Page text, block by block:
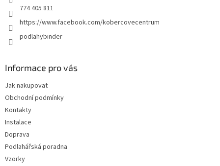
774 405 811
https://www.facebook.com/kobercovecentrum
podlahybinder
Informace pro vás
Jak nakupovat
Obchodní podmínky
Kontakty
Instalace
Doprava
Podlahářská poradna
Vzorky